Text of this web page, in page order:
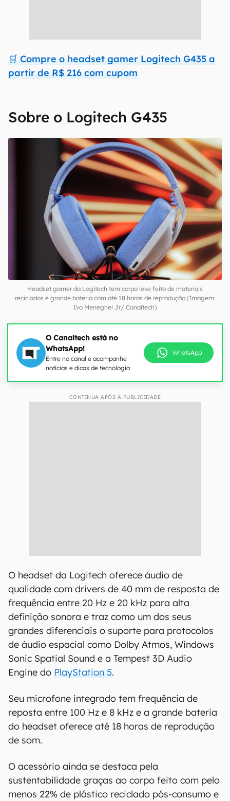
🛒 Compre o headset gamer Logitech G435 a
partir de R$ 216 com cupom
Sobre o Logitech G435
Headset gamer da Logitech tem corpo leve feito de materiais
reciclados e grande bateria com até 18 horas de reprodução (Imagem:
Ivo Meneghel Jr/ Canaltech)
O Canaltech está no
WhatsApp!
Entre no canal e acompanhe
notícias e dicas de tecnologia
WhatsApp
CONTINUA APÓS A PUBLICIDADE
O headset da Logitech oferece áudio de
qualidade com drivers de 40 mm de resposta de
frequência entre 20 Hz e 20 kHz para alta
definição sonora e traz como um dos seus
grandes diferenciais o suporte para protocolos
de áudio espacial como Dolby Atmos, Windows
Sonic Spatial Sound e a Tempest 3D Audio
Engine do PlayStation 5.
Seu microfone integrado tem frequência de
reposta entre 100 Hz e 8 kHz e a grande bateria
do headset oferece até 18 horas de reprodução
de som.
O acessório ainda se destaca pela
sustentabilidade graças ao corpo feito com pelo
menos 22% de plástico reciclado pós-consumo e